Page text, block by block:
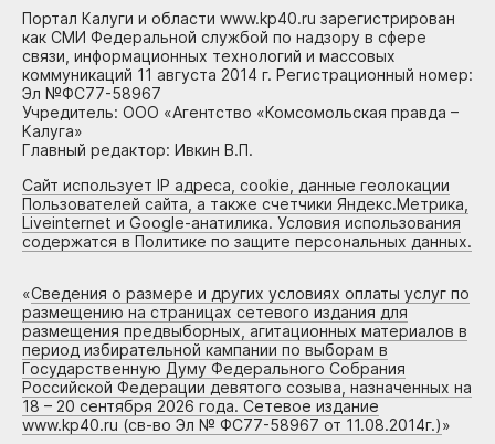
Портал Калуги и области www.kp40.ru зарегистрирован
как СМИ Федеральной службой по надзору в сфере
связи, информационных технологий и массовых
коммуникаций 11 августа 2014 г. Регистрационный номер:
Эл №ФС77-58967
Учредитель: ООО «Агентство «Комсомольская правда –
Калуга»
Главный редактор: Ивкин В.П.
Сайт использует IP адреса, cookie, данные геолокации
Пользователей сайта, а также счетчики Яндекс.Метрика,
Liveinternet и Google-анатилика. Условия использования
содержатся в Политике по защите персональных данных.
«Сведения о размере и других условиях оплаты услуг по
размещению на страницах сетевого издания для
размещения предвыборных, агитационных материалов в
период избирательной кампании по выборам в
Государственную Думу Федерального Собрания
Российской Федерации девятого созыва, назначенных на
18 – 20 сентября 2026 года. Сетевое издание
www.kp40.ru (св-во Эл № ФС77-58967 от 11.08.2014г.)»